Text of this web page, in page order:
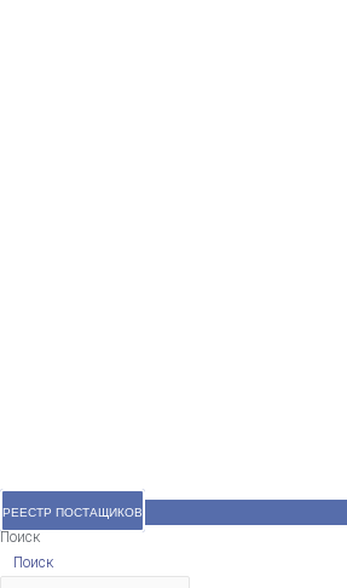
РЕЕСТР ПОСТАЩИКОВ
Поиск
Поиск